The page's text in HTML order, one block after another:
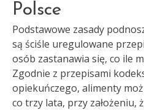
Polsce
Podstawowe zasady
są ściśle uregulowane
osób zastanawia się, co ile
Zgodnie z przepisami
opiekuńczego, alimenty
co trzy lata, przy założeniu,